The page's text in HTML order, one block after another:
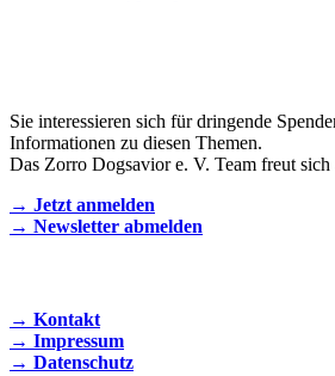
Sie interessieren sich für dringende
Informationen zu diesen Themen.
Das Zorro Dogsavior e. V. Team freut sich
→ Jetzt anmelden
→ Newsletter abmelden
→ Kontakt
→ Impressum
→ Datenschutz